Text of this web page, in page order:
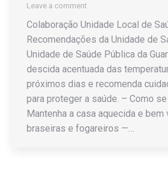
Leave a comment
Colaboração Unidade Local de
Recomendações da Unidade de
Unidade de Saúde Pública da
descida acentuada das
próximos dias e recomenda
para proteger a saúde. – Como se
Mantenha a casa aquecida e bem
braseiras e fogareiros —…